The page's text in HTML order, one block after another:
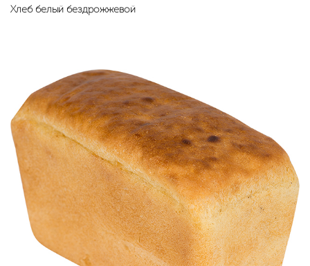
Хлеб белый бездрожжевой